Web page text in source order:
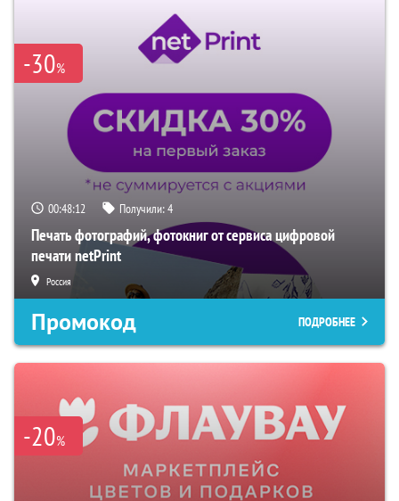
-30%
00:48:11 Получили:4
Печать фотографий, фотокниг от сервиса цифровой
печати netPrint
Россия
Промокод ПОДРОБНЕЕ
-20%